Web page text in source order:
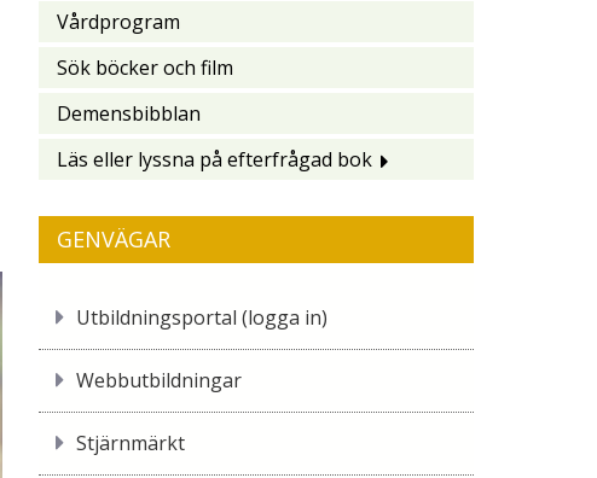
Vårdprogram
Sök böcker och film
Demensbibblan
Läs eller lyssna på efterfrågad bok
GENVÄGAR
Utbildningsportal (logga in)
Webbutbildningar
Stjärnmärkt